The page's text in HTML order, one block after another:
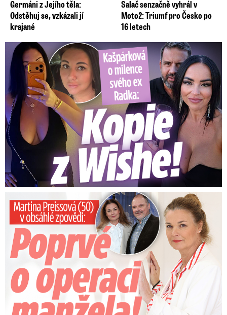
Germáni z Jejího těla:
Odstěhuj se, vzkázali jí
krajané
Salač senzačně vyhrál v
Moto2: Triumf pro Česko po
16 letech
Kašpárková o milence svého ex Radka: Kopie z Wishe!
Preissová (50) v obsáhlé zpovědi: Poprvé o operaci manžela